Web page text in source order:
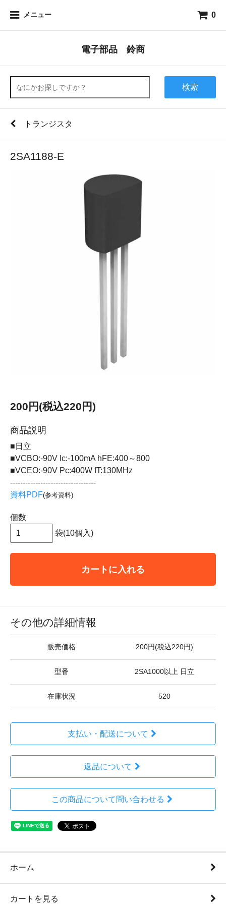
メニュー 0
電子部品 鈴商
検索
トランジスタ
2SA1188-E
200円(税込220円)
商品説明
■日立
■VCBO:-90V Ic:-100mA hFE:400～800
■VCEO:-90V Pc:400W fT:130MHz
----------------------------------
資料PDF(参考資料)
個数
袋(10個入)
カートに入れる
その他の詳細情報
販売価格 200円(税込220円)
型番 2SA1000以上 日立
在庫状況 520
支払い・配送について
返品について
この商品について問い合わせる
ホーム
カートを見る